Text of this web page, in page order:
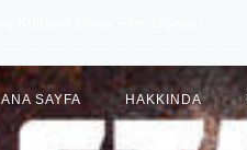
ANA SAYFA HAKKINDA